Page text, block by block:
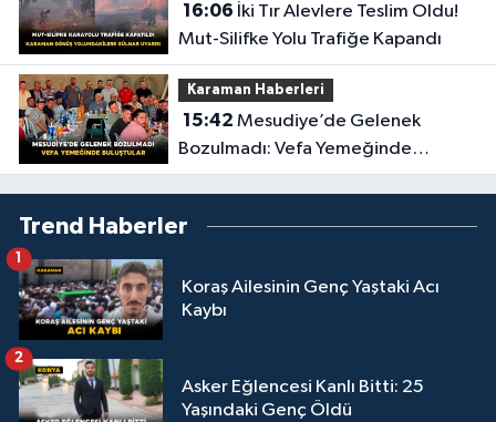
16:06
Mut-Silifke Yolu Trafiğe Kapandı
Karaman Haberleri
15:42
Bozulmadı: Vefa Yemeğinde
Buluştular
Trend Haberler
Koraş Ailesinin Genç Yaştaki Acı
Kaybı
1
Asker Eğlencesi Kanlı Bitti: 25
Yaşındaki Genç Öldü
2